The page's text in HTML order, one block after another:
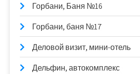
Горбани, Баня №16
Горбани, баня №17
Деловой визит, мини-отель
Дельфин, автокомплекс